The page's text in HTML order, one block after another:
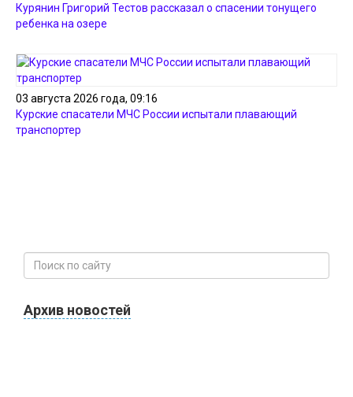
Курянин Григорий Тестов рассказал о спасении тонущего
ребенка на озере
03 августа 2026 года, 09:16
Курские спасатели МЧС России испытали плавающий
транспортер
Архив новостей